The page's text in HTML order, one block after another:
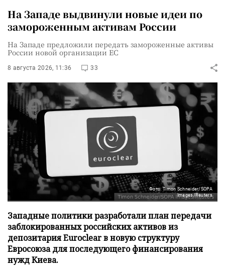
На Западе выдвинули новые идеи по
замороженным активам России
На Западе предложили передать замороженные активы
России новой организации ЕС
8 августа 2026, 11:36 33
Фото: Timon Schneider/SOPA
Images/Reuters
Западные политики разработали план передачи
заблокированных российских активов из
депозитария Euroclear в новую структуру
Евросоюза для последующего финансирования
нужд Киева.